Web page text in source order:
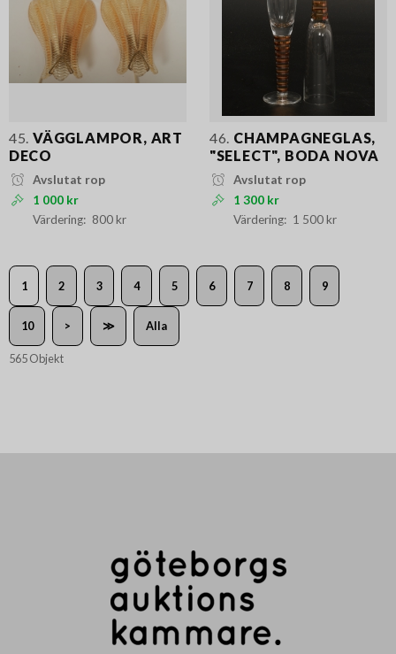
45. VÄGGLAMPOR, ART
DECO
Avslutat rop
1 000 kr
800 kr
46. CHAMPAGNEGLAS,
"SELECT", BODA NOVA
Avslutat rop
1 300 kr
1 500 kr
1 2 3 4 5 6 7 8 9
10 > ≫ Alla
565 Objekt